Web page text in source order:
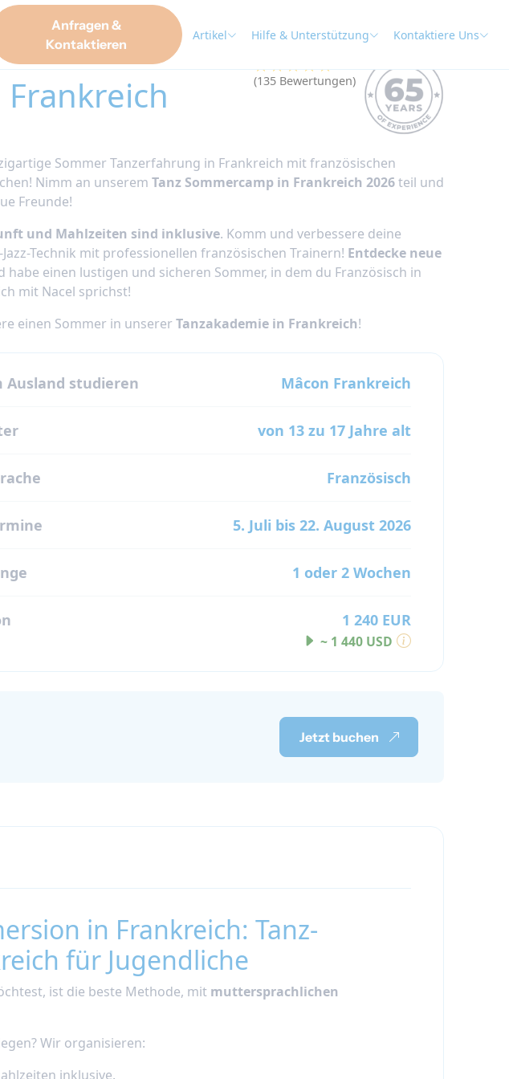
Anfragen &
Kontaktieren
Artikel Hilfe & Unterstützung Kontaktiere Uns
★★★★★4.9
(135 Bewertungen)
Sommer Tanzerfahrung in Frankreich mit französischen
Nimm an unserem Tanz Sommercamp in Frankreich 2026teil und
Freunde!
und Mahlzeiten sind inklusive. Komm und verbessere deine
Technik mit professionellen französischen Trainern! Entdecke neue
habe einen lustigen und sicheren Sommer, in dem du Französisch in
mit Nacel sprichst!
einen Sommer in unserer Tanzakademie in Frankreich!
Ausland studieren Mâcon Frankreich
von 13 zu 17 Jahre alt
Französisch
5. Juli bis 22. August 2026
1 oder 2 Wochen
1 240 EUR
~ 1 440 USD
Jetzt buchen
in Frankreich: Tanz-
für Jugendliche
ist die beste Methode, mit muttersprachlichen
Wir organisieren:
inklusive.